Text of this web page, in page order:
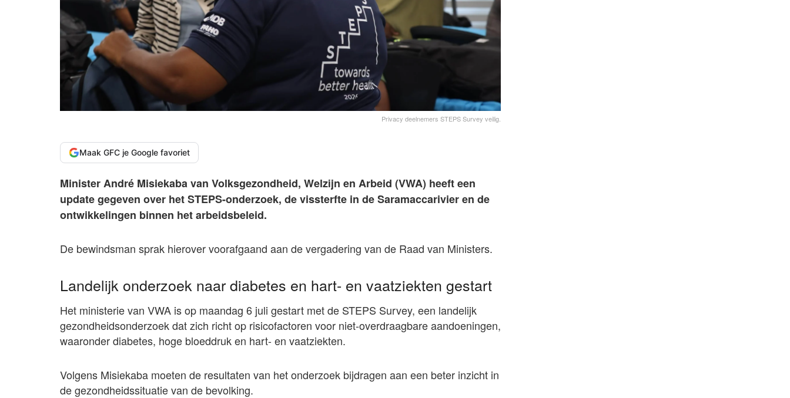
Privacy deelnemers STEPS Survey veilig.
Maak GFC je Google favoriet
Minister André Misiekaba van Volksgezondheid, Welzijn en Arbeid (VWA) heeft een
update gegeven over het STEPS-onderzoek, de vissterfte in de Saramaccarivier en de
ontwikkelingen binnen het arbeidsbeleid.
De bewindsman sprak hierover voorafgaand aan de vergadering van de Raad van Ministers.
Landelijk onderzoek naar diabetes en hart- en vaatziekten gestart
Het ministerie van VWA is op maandag 6 juli gestart met de STEPS Survey, een landelijk
gezondheidsonderzoek dat zich richt op risicofactoren voor niet-overdraagbare aandoeningen,
waaronder diabetes, hoge bloeddruk en hart- en vaatziekten.
Volgens Misiekaba moeten de resultaten van het onderzoek bijdragen aan een beter inzicht in
de gezondheidssituatie van de bevolking.